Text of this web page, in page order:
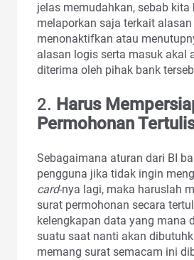
jelas memudahkan, sebab kita
melaporkan saja terkait
menonaktifkan atau
alasan logis serta masuk akal
diterima oleh pihak bank
2. Harus
Permohonan
Sebagaimana aturan dari BI
pengguna jika tidak ingin
card-nya lagi, maka haruslah
surat permohonan secara
kelengkapan data yang mana
suatu saat nanti akan
memang surat semacam ini